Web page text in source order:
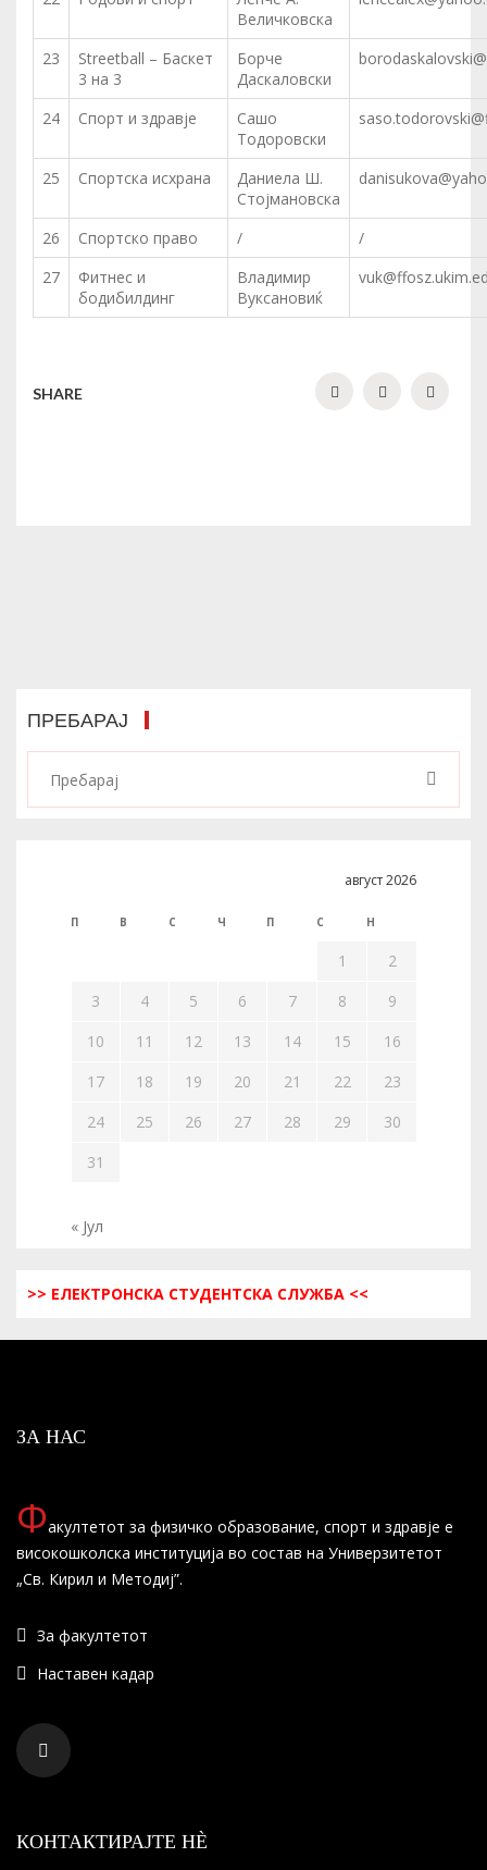
Величковска
23
Streetball – Баскет
3 на 3
Борче
Даскаловски
24 Спорт и здравје
Сашо
Тодоровски
25 Спортска исхрана
Даниела Ш.
Стојмановска
26 Спортско право /
/
27
Фитнес и
бодибилдинг
Владимир
Вуксановиќ
SHARE
ПРЕБАРАЈ
август 2026
П В С Ч П С Н
1
2
3
4 5 6 7 8
9
10
11 12 13 14 15
16
17
18 19 20 21 22
23
24
25 26 27 28 29
30
31
« Јул
>> ЕЛЕКТРОНСКА СТУДЕНТСКА СЛУЖБА <<
ЗА НАС
Факултетот за физичко образование, спорт и здравје е
високошколска институција во состав на Универзитетот
„Св. Кирил и Методиј”.
За факултетот
Наставен кадар
КОНТАКТИРАЈТЕ НÈ